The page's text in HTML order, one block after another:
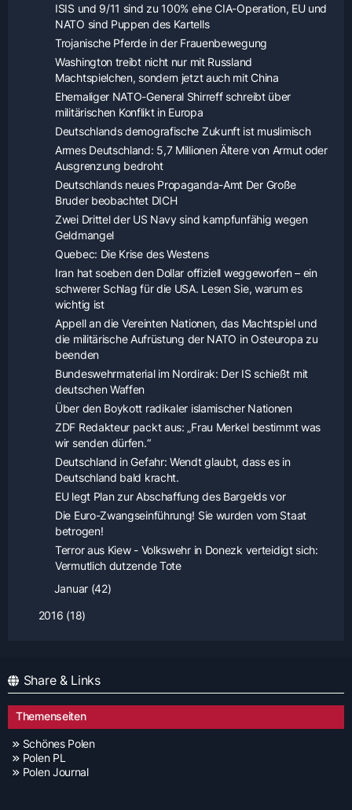
ISIS und 9/11 sind zu 100% eine CIA-Operation, EU und
NATO sind Puppen des Kartells
Trojanische Pferde in der Frauenbewegung
Washington treibt nicht nur mit Russland
Machtspielchen, sondern jetzt auch mit China
Ehemaliger NATO-General Shirreff schreibt über
militärischen Konflikt in Europa
Deutschlands demografische Zukunft ist muslimisch
Armes Deutschland: 5,7 Millionen Ältere von Armut oder
Ausgrenzung bedroht
Deutschlands neues Propaganda-Amt Der Große
Bruder beobachtet DICH
Zwei Drittel der US Navy sind kampfunfähig wegen
Geldmangel
Quebec: Die Krise des Westens
Iran hat soeben den Dollar offiziell weggeworfen – ein
schwerer Schlag für die USA. Lesen Sie, warum es
wichtig ist
Appell an die Vereinten Nationen, das Machtspiel und
die militärische Aufrüstung der NATO in Osteuropa zu
beenden
Bundeswehrmaterial im Nordirak: Der IS schießt mit
deutschen Waffen
Über den Boykott radikaler islamischer Nationen
ZDF Redakteur packt aus: „Frau Merkel bestimmt was
wir senden dürfen.“
Deutschland in Gefahr: Wendt glaubt, dass es in
Deutschland bald kracht.
EU legt Plan zur Abschaffung des Bargelds vor
Die Euro-Zwangseinführung! Sie wurden vom Staat
betrogen!
Terror aus Kiew - Volkswehr in Donezk verteidigt sich:
Vermutlich dutzende Tote
Januar (42)
2016 (18)
Share & Links
Themenseiten
Schönes Polen
Polen PL
Polen Journal